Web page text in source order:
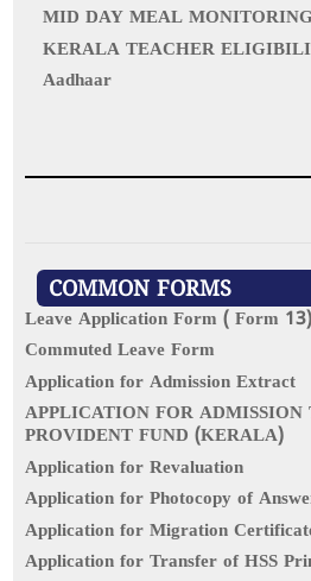
MID DAY MEAL MONITORING
KERALA TEACHER
Aadhaar
COMMON FORMS
Leave Application Form ( Form 13)
Commuted Leave Form
Application for Admission Extract
APPLICATION FOR ADMISSION
PROVIDENT FUND (KERALA)
Application for Revaluation
Application for Photocopy of
Application for Migration
Application for Transfer of HSS